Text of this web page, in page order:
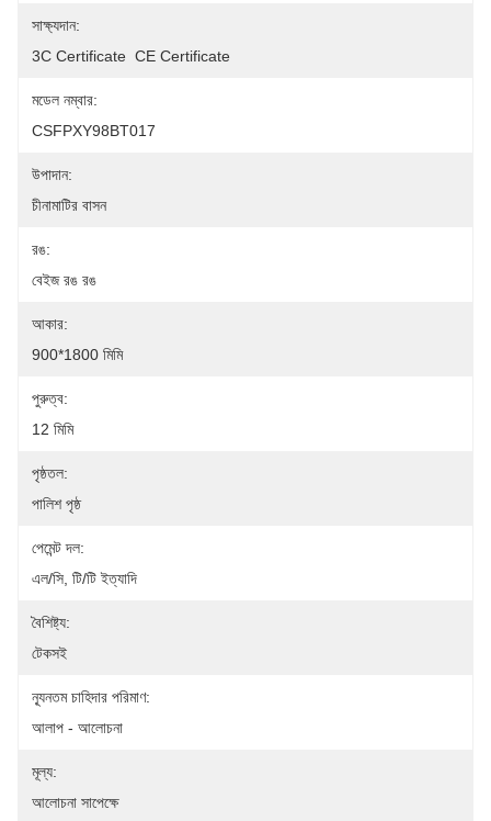
সাক্ষ্যদান:
3C Certificate  CE Certificate
মডেল নম্বার:
CSFPXY98BT017
উপাদান:
চীনামাটির বাসন
রঙ:
বেইজ রঙ রঙ
আকার:
900*1800 মিমি
পুরুত্ব:
12 মিমি
পৃষ্ঠতল:
পালিশ পৃষ্ঠ
পেমেন্ট দল:
এল/সি, টি/টি ইত্যাদি
বৈশিষ্ট্য:
টেকসই
ন্যূনতম চাহিদার পরিমাণ:
আলাপ - আলোচনা
মূল্য:
আলোচনা সাপেক্ষে